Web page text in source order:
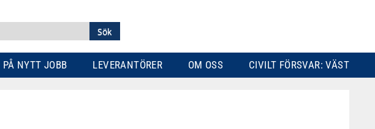
PÅ NYTT JOBB LEVERANTÖRER OM OSS CIVILT FÖRSVAR: VÄST